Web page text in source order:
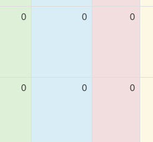
0 0 0
0 0 0